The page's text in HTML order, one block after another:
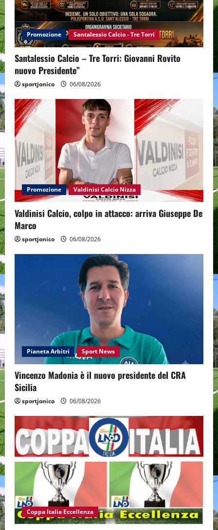
Promozione Santalessio Calcio - Tre Torri
Santalessio Calcio – Tre Torri: Giovanni Rovito
nuovo Presidente”
sportjonico 06/08/2026
Promozione Valdinisi Calcio Nizza
Valdinisi Calcio, colpo in attacco: arriva Giuseppe De
Marco
sportjonico 06/08/2026
Pianeta Arbitri Sport News
Vincenzo Madonia è il nuovo presidente del CRA
Sicilia
sportjonico 06/08/2026
Coppa Italia Eccellenza